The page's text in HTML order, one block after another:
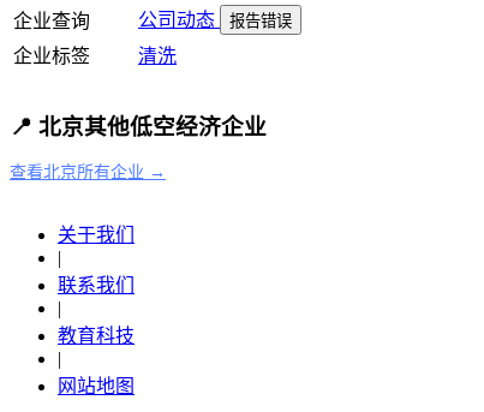
企业查询
公司动态 报告错误
企业标签 清洗
📍 北京其他低空经济企业
查看北京所有企业 →
关于我们
|
联系我们
|
教育科技
|
网站地图